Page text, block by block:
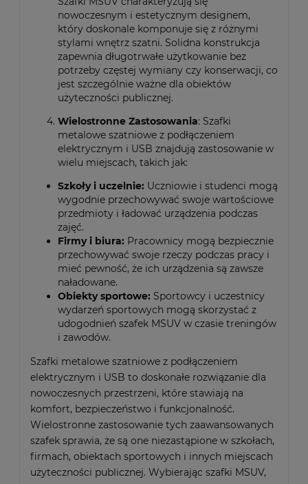
nowoczesnym i estetycznym designem,
który doskonale komponuje się z różnymi
stylami wnętrz szatni. Solidna konstrukcja
zapewnia długotrwałe użytkowanie bez
potrzeby częstej wymiany czy konserwacji, co
jest szczególnie ważne dla obiektów
użyteczności publicznej.
Wielostronne Zastosowania: Szafki
metalowe szatniowe z podłączeniem
elektrycznym i USB znajdują zastosowanie w
wielu miejscach, takich jak:
Szkoły i uczelnie: Uczniowie i studenci mogą
wygodnie przechowywać swoje wartościowe
przedmioty i ładować urządzenia podczas
zajęć.
Firmy i biura: Pracownicy mogą bezpiecznie
przechowywać swoje rzeczy podczas pracy i
mieć pewność, że ich urządzenia są zawsze
naładowane.
Obiekty sportowe: Sportowcy i uczestnicy
wydarzeń sportowych mogą skorzystać z
udogodnień szafek MSUV w czasie treningów
i zawodów.
Szafki metalowe szatniowe z podłączeniem
elektrycznym i USB to doskonałe rozwiązanie dla
nowoczesnych przestrzeni, które stawiają na
komfort, bezpieczeństwo i funkcjonalność.
Wielostronne zastosowanie tych zaawansowanych
szafek sprawia, że są one niezastąpione w szkołach,
firmach, obiektach sportowych i innych miejscach
użyteczności publicznej. Wybierając szafki MSUV,